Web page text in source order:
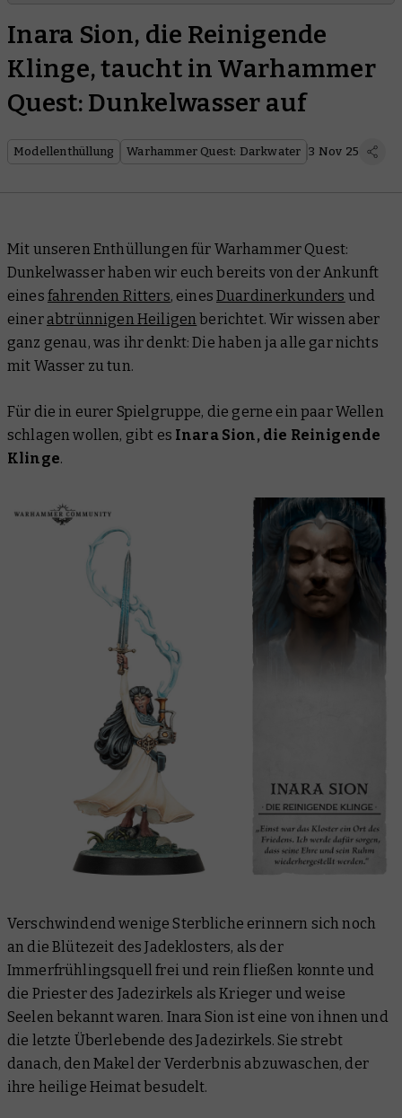
Inara Sion, die Reinigende
Klinge, taucht in Warhammer
Quest: Dunkelwasser auf
Modellenthüllung Warhammer Quest: Darkwater 3 Nov 25
Mit unseren Enthüllungen für Warhammer Quest:
Dunkelwasser haben wir euch bereits von der Ankunft
eines fahrenden Ritters, eines Duardinerkunders und
einer abtrünnigen Heiligen berichtet. Wir wissen aber
ganz genau, was ihr denkt: Die haben ja alle gar nichts
mit Wasser zu tun.
Für die in eurer Spielgruppe, die gerne ein paar Wellen
schlagen wollen, gibt es Inara Sion, die Reinigende
Klinge.
Verschwindend wenige Sterbliche erinnern sich noch
an die Blütezeit des Jadeklosters, als der
Immerfrühlingsquell frei und rein fließen konnte und
die Priester des Jadezirkels als Krieger und weise
Seelen bekannt waren. Inara Sion ist eine von ihnen und
die letzte Überlebende des Jadezirkels. Sie strebt
danach, den Makel der Verderbnis abzuwaschen, der
ihre heilige Heimat besudelt.